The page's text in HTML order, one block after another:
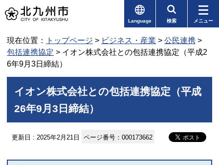
Language 検索 メニュー
現在位置： トップページ > ビジネス・産業 > 公民連携 >
包括連携協定 > イオン株式会社との包括連携協定（平成2
6年9月3日締結）
イオン株式会社との包括連携協定（平成
26年9月3日締結）
更新日 : 2025年2月21日 ページ番号：000173662